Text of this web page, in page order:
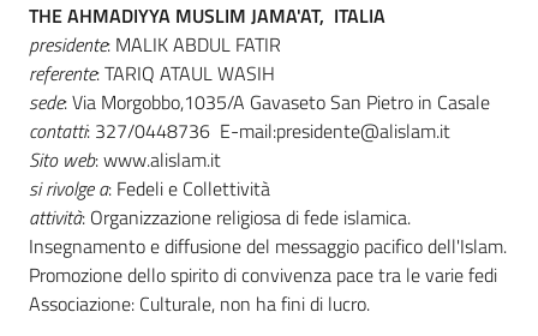
THE AHMADIYYA MUSLIM JAMA'AT, ITALIA
presidente: MALIK ABDUL FATIR
referente: TARIQ ATAUL WASIH
sede: Via Morgobbo,1035/A Gavaseto San Pietro in Casale
contatti: 327/0448736 E-mail:presidente@alislam.it
Sito web: www.alislam.it
si rivolge a: Fedeli e Collettività
attività: Organizzazione religiosa di fede islamica.
Insegnamento e diffusione del messaggio pacifico dell'Islam.
Promozione dello spirito di convivenza pace tra le varie fedi
Associazione: Culturale, non ha fini di lucro.